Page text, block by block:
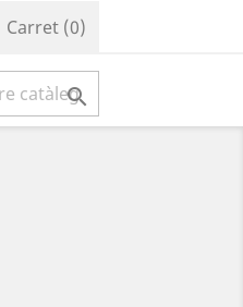
Carret (0)
